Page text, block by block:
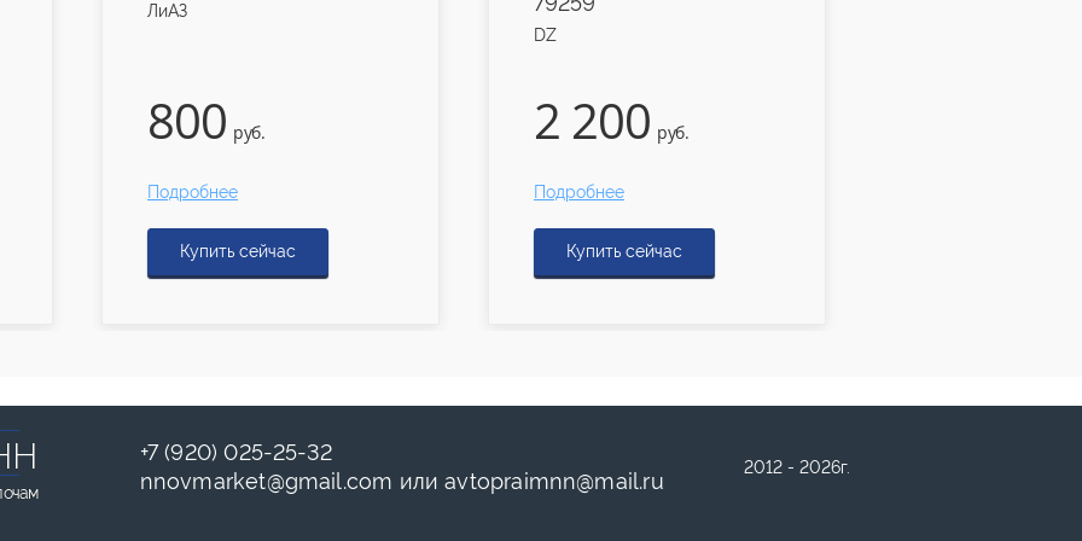
ЛиАЗ
800 руб.
Подробнее
Купить сейчас
DZ
2 200 руб.
Подробнее
Купить сейчас
+7 (920) 025-25-32
nnovmarket@gmail.com илиavtopraimnn@mail.ru
2012 - 2026г.